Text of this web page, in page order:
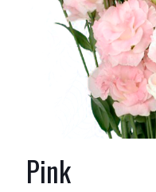
Pink